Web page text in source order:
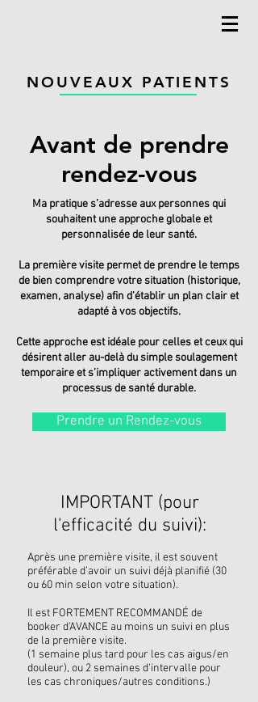
NOUVEAUX PATIENTS
Avant de prendre
rendez-vous
Ma pratique s’adresse aux personnes qui
souhaitent une approche globale et
personnalisée de leur santé.
La première visite permet de prendre le temps
de bien comprendre votre situation (historique,
examen, analyse) afin d’établir un plan clair et
adapté à vos objectifs.
Cette approche est idéale pour celles et ceux qui
désirent aller au-delà du simple soulagement
temporaire et s’impliquer activement dans un
processus de santé durable.
Prendre un Rendez-vous
IMPORTANT (pour
l'efficacité du suivi):
Après une première visite, il est souvent
préférable d’avoir un suivi déjà planifié (30
ou 60 min selon votre situation).
Il est FORTEMENT RECOMMANDÉ de
booker d'AVANCE au moins un suivi en plus
de la première visite.
(1 semaine plus tard pour les cas aigus/en
douleur), ou 2 semaines d'intervalle pour
les cas chroniques/autres conditions.)